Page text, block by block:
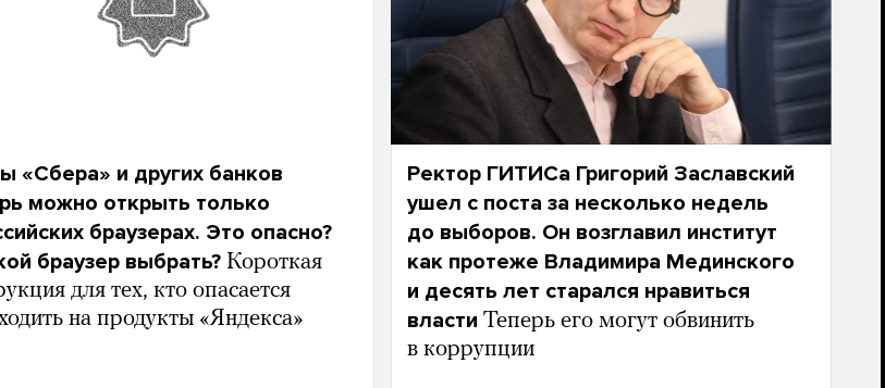
«Сбера» и других банков
можно открыть только
браузерах. Это опасно?
браузер выбрать? Короткая
для тех, кто опасается
на продукты «Яндекса»
Ректор ГИТИСа Григорий Заславский
ушел с поста за несколько недель
до выборов. Он возглавил институт
как протеже Владимира Мединского
и десять лет старался нравиться
власти Теперь его могут обвинить
в коррупции